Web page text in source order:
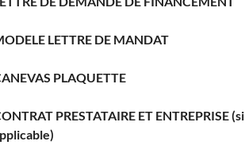
LETTRE DE MANDAT
PLAQUETTE
PRESTATAIRE ET ENTREPRISE (si